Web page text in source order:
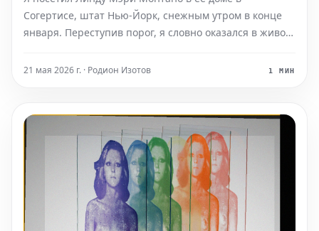
Согертисе, штат Нью-Йорк, снежным утром в конце
января. Переступив порог, я словно оказался в живом
порхала вокруг, будто местный ангел. После тёплого
21 мая 2026 г. · Родион Изотов 1 МИН